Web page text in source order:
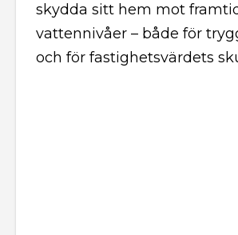
skydda sitt hem mot
vattennivåer – både för
och för fastighetsvärdets